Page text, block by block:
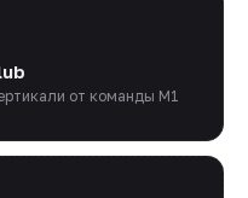
от команды M1